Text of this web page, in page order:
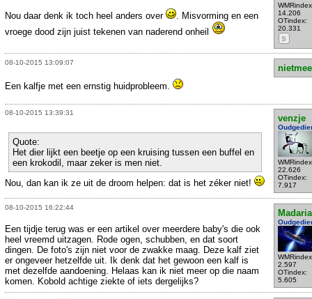
14.206
OTindex:
20.331
S
Nou daar denk ik toch heel anders over
. Misvorming en een
vroege dood zijn juist tekenen van naderend onheil
08-10-2015 13:09:07
Een kalfje met een ernstig huidprobleem.
08-10-2015 13:39:31
venzje
22.626
OTindex:
7.917
Quote:
Het dier lijkt een beetje op een kruising tussen een buffel en
een krokodil, maar zeker is men niet.
Nou, dan kan ik ze uit de droom helpen: dat is het zéker niet!
08-10-2015 16:22:44
2.597
OTindex:
5.605
Een tijdje terug was er een artikel over meerdere baby's die ook
heel vreemd uitzagen. Rode ogen, schubben, en dat soort
dingen. De foto's zijn niet voor de zwakke maag. Deze kalf ziet
er ongeveer hetzelfde uit. Ik denk dat het gewoon een kalf is
met dezelfde aandoening. Helaas kan ik niet meer op die naam
komen. Kobold achtige ziekte of iets dergelijks?